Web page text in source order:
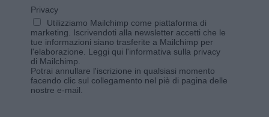
Privacy
Utilizziamo Mailchimp come piattaforma di
marketing. Iscrivendoti alla newsletter accetti che le
tue informazioni siano trasferite a Mailchimp per
l'elaborazione. Leggi qui l'informativa sulla privacy
di Mailchimp.
Potrai annullare l'iscrizione in qualsiasi momento
facendo clic sul collegamento nel piè di pagina delle
nostre e-mail.